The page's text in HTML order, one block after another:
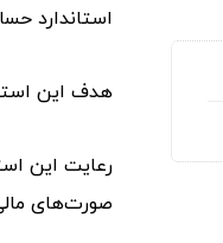
استاندارد حسابداری شماره ۴ به بررسی ذخایر،
هدف این
رعایت این
صورت‌های